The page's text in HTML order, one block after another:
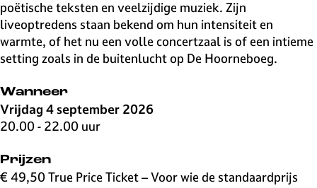
poëtische teksten en veelzijdige muziek. Zijn
liveoptredens staan bekend om hun intensiteit en
warmte, of het nu een volle concertzaal is of een intieme
setting zoals in de buitenlucht op De Hoorneboeg.
Wanneer
Vrijdag 4 september 2026
20.00 - 22.00 uur
Prijzen
€ 49,50 True Price Ticket – Voor wie de standaardprijs